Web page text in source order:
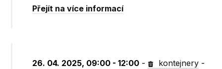
Přejít na více informací
26. 04. 2025, 09:00 - 12:00 - kontejnery -